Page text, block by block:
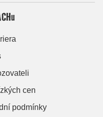
cen
podmínky